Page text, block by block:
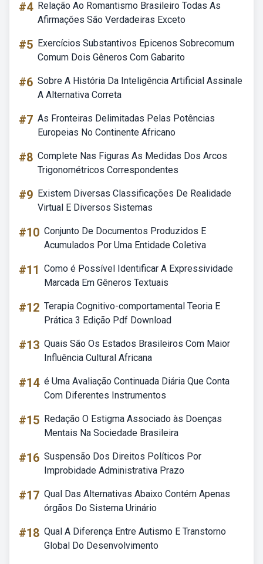
#4 Relação Ao Romantismo Brasileiro Todas As
Afirmações São Verdadeiras Exceto
#5 Exercícios Substantivos Epicenos Sobrecomum
Comum Dois Gêneros Com Gabarito
#6 Sobre A História Da Inteligência Artificial Assinale
A Alternativa Correta
#7 As Fronteiras Delimitadas Pelas Potências
Europeias No Continente Africano
#8 Complete Nas Figuras As Medidas Dos Arcos
Trigonométricos Correspondentes
#9 Existem Diversas Classificações De Realidade
Virtual E Diversos Sistemas
#10 Conjunto De Documentos Produzidos E
Acumulados Por Uma Entidade Coletiva
#11 Como é Possível Identificar A Expressividade
Marcada Em Gêneros Textuais
#12 Terapia Cognitivo-comportamental Teoria E
Prática 3 Edição Pdf Download
#13 Quais São Os Estados Brasileiros Com Maior
Influência Cultural Africana
#14 é Uma Avaliação Continuada Diária Que Conta
Com Diferentes Instrumentos
#15 Redação O Estigma Associado às Doenças
Mentais Na Sociedade Brasileira
#16 Suspensão Dos Direitos Políticos Por
Improbidade Administrativa Prazo
#17 Qual Das Alternativas Abaixo Contém Apenas
órgãos Do Sistema Urinário
#18 Qual A Diferença Entre Autismo E Transtorno
Global Do Desenvolvimento